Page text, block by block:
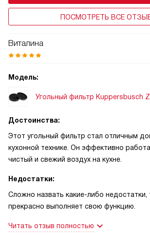
ПОСМОТРЕТЬ ВСЕ
Виталина
Модель:
Угольный фильтр Kuppersbusch
Достоинства:
Этот угольный фильтр стал отличным
кухонной технике. Он эффективно
чистый и свежий воздух на кухне.
Недостатки:
Сложно назвать какие-либо недостатки,
прекрасно выполняет свою функцию.
Читать отзыв полностью